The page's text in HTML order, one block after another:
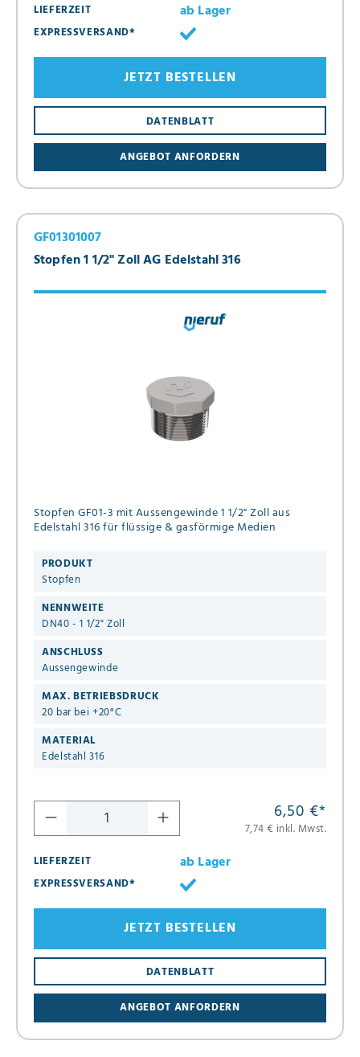
LIEFERZEIT
ab Lager
EXPRESSVERSAND*
ANGEBOT ANFORDERN
DATENBLATT
JETZT BESTELLEN
Stopfen 1 1/2" Zoll AG Edelstahl 316
GF01301007
Stopfen GF01-3 mit Aussengewinde 1 1/2" Zoll aus
Edelstahl 316 für flüssige & gasförmige Medien
PRODUKT
Stopfen
NENNWEITE
DN40 - 1 1/2" Zoll
ANSCHLUSS
Aussengewinde
MAX. BETRIEBSDRUCK
20 bar bei +20°C
MATERIAL
Edelstahl 316
6,50 €*
7,74 € inkl. Mwst.
LIEFERZEIT
ab Lager
EXPRESSVERSAND*
ANGEBOT ANFORDERN
DATENBLATT
JETZT BESTELLEN